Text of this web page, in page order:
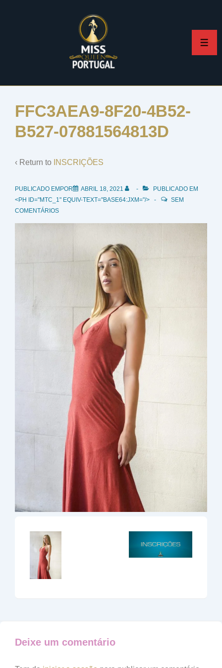
FFC3AEA9-8F20-4B52-
B527-07881564813D
‹ Return to INSCRIÇÕES
PUBLICADO EMPOR ABRIL 18, 2021
PUBLICADO EM
<PH ID="MTC_1" EQUIV-TEXT="BASE64:JXM="/>
SEM
COMENTÁRIOS
Deixe um comentário